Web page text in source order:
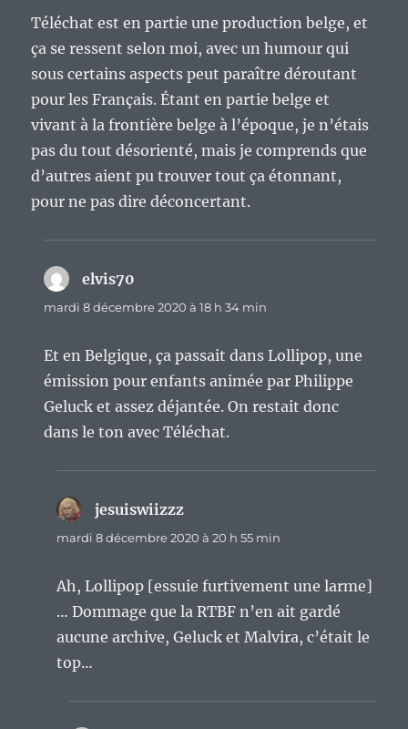
Téléchat est en partie une production belge, et
ça se ressent selon moi, avec un humour qui
sous certains aspects peut paraître déroutant
pour les Français. Étant en partie belge et
vivant à la frontière belge à l’époque, je n’étais
pas du tout désorienté, mais je comprends que
d’autres aient pu trouver tout ça étonnant,
pour ne pas dire déconcertant.
elvis70
mardi 8 décembre 2020 à 18 h 34 min
Et en Belgique, ça passait dans Lollipop, une
émission pour enfants animée par Philippe
Geluck et assez déjantée. On restait donc
dans le ton avec Téléchat.
jesuiswiizzz
mardi 8 décembre 2020 à 20 h 55 min
Ah, Lollipop [essuie furtivement une larme]
… Dommage que la RTBF n’en ait gardé
aucune archive, Geluck et Malvira, c’était le
top…